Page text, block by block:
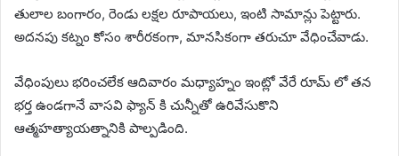
తులాల బంగారం, రెండు లక్షల రూపాయలు, ఇంటి సామాన్లు పెట్టారు.
అదనపు కట్నం కోసం శారీరకంగా, మానసికంగా తరుచూ వేధించేవాడు.
వేధింపులు భరించలేక ఆదివారం మధ్యాహ్నం ఇంట్లో వేరే రూమ్ లో తన
భర్త ఉండగానే వాసవి ఫ్యాన్ కి చున్నీతో ఉరివేసుకొని
ఆత్మహత్యాయత్నానికి పాల్పడింది.